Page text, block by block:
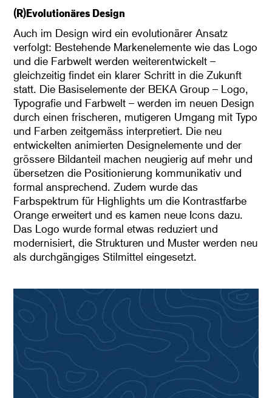
(R)Evolutionäres Design
Auch im Design wird ein evolutionärer Ansatz
verfolgt: Bestehende Markenelemente wie das Logo
und die Farbwelt werden weiterentwickelt –
gleichzeitig findet ein klarer Schritt in die Zukunft
statt. Die Basiselemente der BEKA Group – Logo,
Typografie und Farbwelt – werden im neuen Design
durch einen frischeren, mutigeren Umgang mit Typo
und Farben zeitgemäss interpretiert. Die neu
entwickelten animierten Designelemente und der
grössere Bildanteil machen neugierig auf mehr und
übersetzen die Positionierung kommunikativ und
formal ansprechend. Zudem wurde das
Farbspektrum für Highlights um die Kontrastfarbe
Orange erweitert und es kamen neue Icons dazu.
Das Logo wurde formal etwas reduziert und
modernisiert, die Strukturen und Muster werden neu
als durchgängiges Stilmittel eingesetzt.